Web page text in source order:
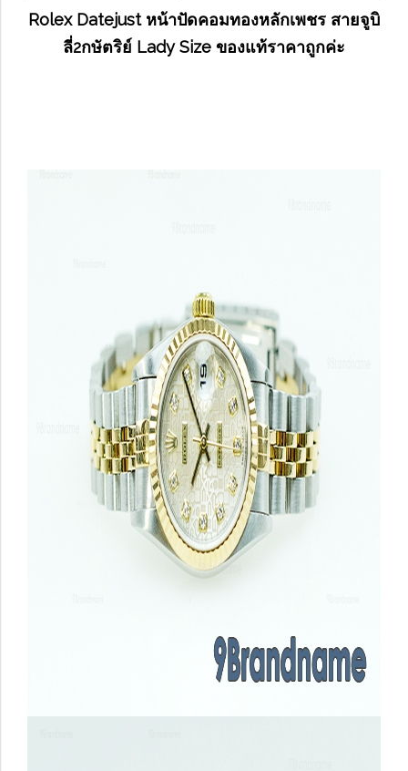
Rolex Datejust หน้าปัดคอมทองหลักเพชร สายจูบิ
ลี่2กษัตริย์ Lady Size ของแท้ราคาถูกค่ะ